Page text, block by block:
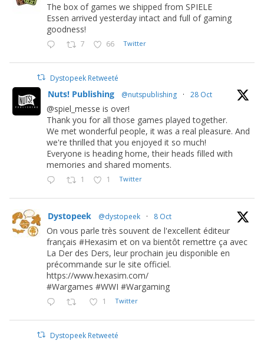
The box of games we shipped from SPIELE
Essen arrived yesterday intact and full of gaming
goodness!
7 66 Twitter
Dystopeek Retweeté
Nuts! Publishing @nutspublishing · 28 Oct
@spiel_messe is over!
Thank you for all those games played together.
We met wonderful people, it was a real pleasure. And
we're thrilled that you enjoyed it so much!
Everyone is heading home, their heads filled with
memories and shared moments.
1 1 Twitter
Dystopeek @dystopeek · 8 Oct
On vous parle très souvent de l'excellent éditeur
français #Hexasim et on va bientôt remettre ça avec
La Der des Ders, leur prochain jeu disponible en
précommande sur le site officiel.
https://www.hexasim.com/
#Wargames #WWI #Wargaming
1 Twitter
Dystopeek Retweeté